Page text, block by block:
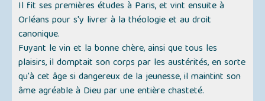
Il fit ses premières études à Paris, et vint ensuite à
Orléans pour s'y livrer à la théologie et au droit
canonique.
Fuyant le vin et la bonne chère, ainsi que tous les
plaisirs, il domptait son corps par les austérités, en sorte
qu'à cet âge si dangereux de la jeunesse, il maintint son
âme agréable à Dieu par une entière chasteté.